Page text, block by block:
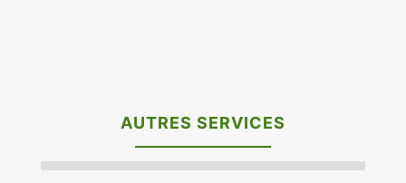
AUTRES SERVICES